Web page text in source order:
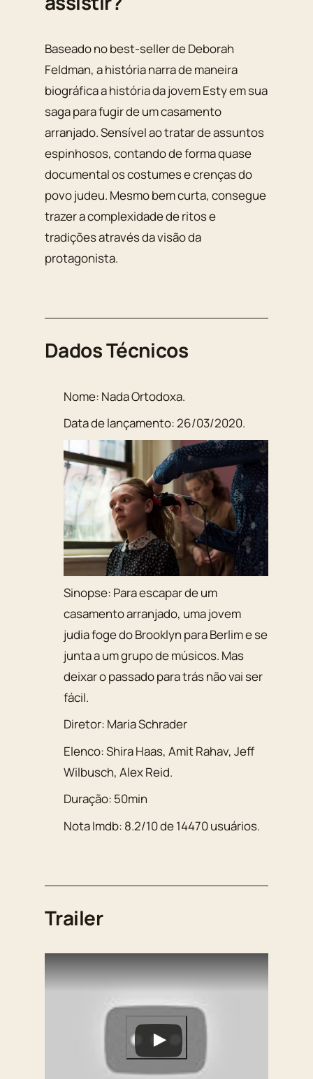
Baseado no best-seller de Deborah
Feldman, a história narra de maneira
biográfica a história da jovem Esty em sua
saga para fugir de um casamento
arranjado. Sensível ao tratar de assuntos
espinhosos, contando de forma quase
documental os costumes e crenças do
povo judeu. Mesmo bem curta, consegue
trazer a complexidade de ritos e
tradições através da visão da
protagonista.
Dados Técnicos
Nome: Nada Ortodoxa.
Data de lançamento:26/03/2020.
Sinopse: Para escapar de um
casamento arranjado, uma jovem
judia foge do Brooklyn para Berlim e se
junta a um grupo de músicos. Mas
deixar o passado para trás não vai ser
fácil.
Diretor: Maria Schrader
Elenco:Shira Haas,Amit Rahav,Jeff
Wilbusch,Alex Reid.
Duração: 50min
Nota Imdb: 8.2/10de14470usuários.
Trailer